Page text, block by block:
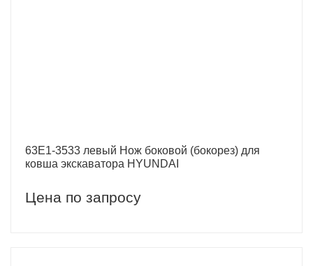
63E1-3533 левый Нож боковой (бокорез) для
ковша экскаватора HYUNDAI
Цена по запросу